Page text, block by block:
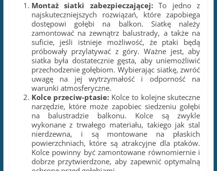
Montaż siatki zabezpieczającej:To jedno z
najskuteczniejszych rozwiązań, które zapobiega
dostępowi gołębi na balkon. Siatkę należy
zamontować na zewnątrz balustrady, a także na
suficie, jeśli istnieje możliwość, że ptaki będą
próbowały przylatywać z góry. Ważne jest, aby
siatka była dostatecznie gęsta, aby uniemożliwić
przechodzenie gołębiom. Wybierając siatkę, zwróć
uwagę na jej wytrzymałość i odporność na
warunki atmosferyczne.
Kolce przeciw-ptasie: Kolce to kolejne skuteczne
narzędzie, które może zapobiec siedzeniu gołębi
na balustradzie balkonu. Kolce są zwykle
wykonane z trwałego materiału, takiego jak stal
nierdzewna, i są montowane na płaskich
powierzchniach, które są atrakcyjne dla ptaków.
Kolce powinny być zamontowane równomiernie i
dobrze przytwierdzone, aby zapewnić optymalną